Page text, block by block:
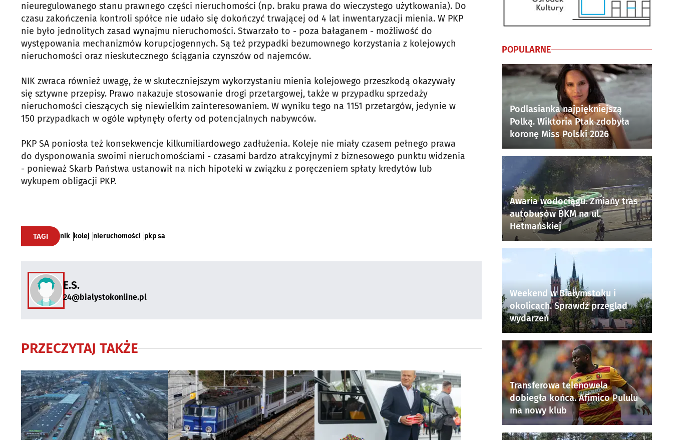
nieuregulowanego stanu prawnego części nieruchomości (np. braku prawa do wieczystego użytkowania). Do
czasu zakończenia kontroli spółce nie udało się dokończyć trwającej od 4 lat inwentaryzacji mienia. W PKP
nie było jednolitych zasad wynajmu nieruchomości. Stwarzało to - poza bałaganem - możliwość do
występowania mechanizmów korupcjogennych. Są też przypadki bezumownego korzystania z kolejowych
nieruchomości oraz nieskutecznego ściągania czynszów od najemców.
NIK zwraca również uwagę, że w skuteczniejszym wykorzystaniu mienia kolejowego przeszkodą okazywały
się sztywne przepisy. Prawo nakazuje stosowanie drogi przetargowej, także w przypadku sprzedaży
nieruchomości cieszących się niewielkim zainteresowaniem. W wyniku tego na 1151 przetargów, jedynie w
150 przypadkach w ogóle wpłynęły oferty od potencjalnych nabywców.
PKP SA poniosła też konsekwencje kilkumiliardowego zadłużenia. Koleje nie miały czasem pełnego prawa
do dysponowania swoimi nieruchomościami - czasami bardzo atrakcyjnymi z biznesowego punktu widzenia
- ponieważ Skarb Państwa ustanowił na nich hipoteki w związku z poręczeniem spłaty kredytów lub
wykupem obligacji PKP.
TAGI nik kolej nieruchomości pkp sa
E.S.
24@bialystokonline.pl
PRZECZYTAJ TAKŻE
POPULARNE
Podlasianka najpiękniejszą
Polką. Wiktoria Ptak zdobyła
koronę Miss Polski 2026
Awaria wodociągu. Zmiany tras
autobusów BKM na ul.
Hetmańskiej
Weekend w Białymstoku i
okolicach. Sprawdź przegląd
wydarzeń
Transferowa telenowela
dobiegła końca. Afimico Pululu
ma nowy klub